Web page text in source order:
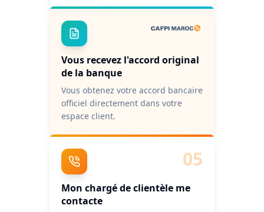
Vous recevez l'accord original
de la banque
Vous obtenez votre accord bancaire
officiel directement dans votre
espace client.
05
Mon chargé de clientèle me
contacte